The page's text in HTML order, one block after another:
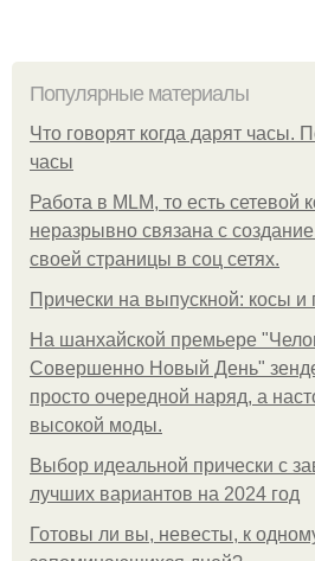
Популярные материалы
Что говорят когда дарят часы.
часы
Работа в MLM, то есть сетевой
неразрывно связана с создание
своей страницы в соц сетях.
Прически на выпускной: косы и
На шанхайской премьере
Совершенно Новый День"
просто очередной наряд, а
высокой моды.
Выбор идеальной прически с
лучших вариантов на 2024 год
Готовы ли вы, невесты, к